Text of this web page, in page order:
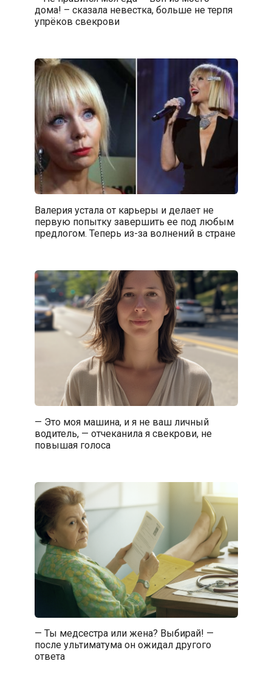
дома! – сказала невестка, больше не терпя
упрёков свекрови
Валерия устала от карьеры и делает не
первую попытку завершить ее под любым
предлогом. Теперь из-за волнений в стране
— Это моя машина, и я не ваш личный
водитель, — отчеканила я свекрови, не
повышая голоса
— Ты медсестра или жена? Выбирай! —
после ультиматума он ожидал другого
ответа